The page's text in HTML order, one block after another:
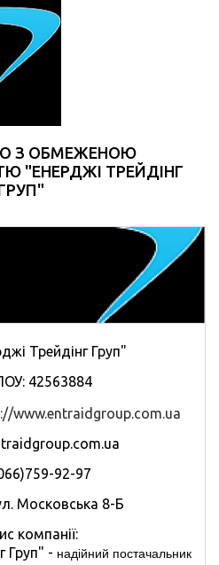
З ОБМЕЖЕНОЮ
"ЕНЕРДЖІ ТРЕЙДІНГ
Трейдінг Груп"
42563884
www.entraidgroup.com.ua
92-97
Московська 8-Б
компанії:
Груп" - надійний постачальник